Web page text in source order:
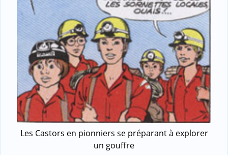
Les Castors en pionniers se préparant à explorer
un gouffre